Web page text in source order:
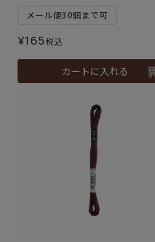
メール便30個まで可
¥165税込
カートに入れる